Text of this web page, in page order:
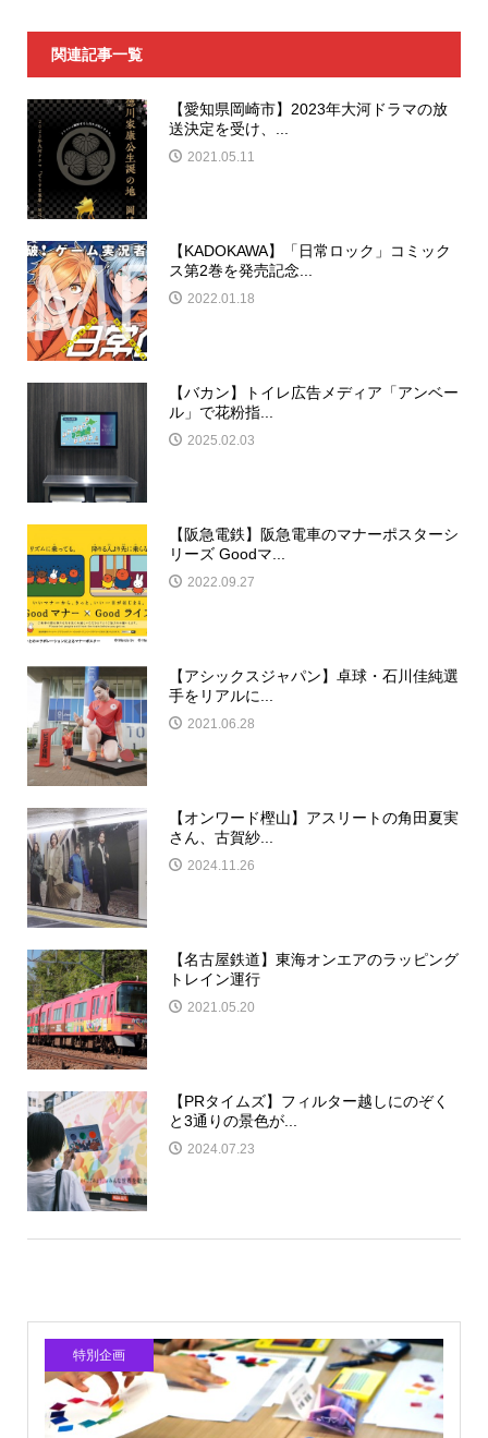
関連記事一覧
【愛知県岡崎市】2023年大河ドラマの放
送決定を受け、...
2021.05.11
【KADOKAWA】「日常ロック」コミック
ス第2巻を発売記念...
2022.01.18
【バカン】トイレ広告メディア「アンベー
ル」で花粉指...
2025.02.03
【阪急電鉄】阪急電車のマナーポスターシ
リーズ Goodマ...
2022.09.27
【アシックスジャパン】卓球・石川佳純選
手をリアルに...
2021.06.28
【オンワード樫山】アスリートの角田夏実
さん、古賀紗...
2024.11.26
【名古屋鉄道】東海オンエアのラッピング
トレイン運行
2021.05.20
【PRタイムズ】フィルター越しにのぞく
と3通りの景色が...
2024.07.23
特別企画